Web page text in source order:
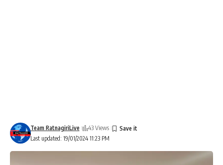
Last updated: 19/01/2024 11:23 PM
Team RatnagiriLive 43 Views